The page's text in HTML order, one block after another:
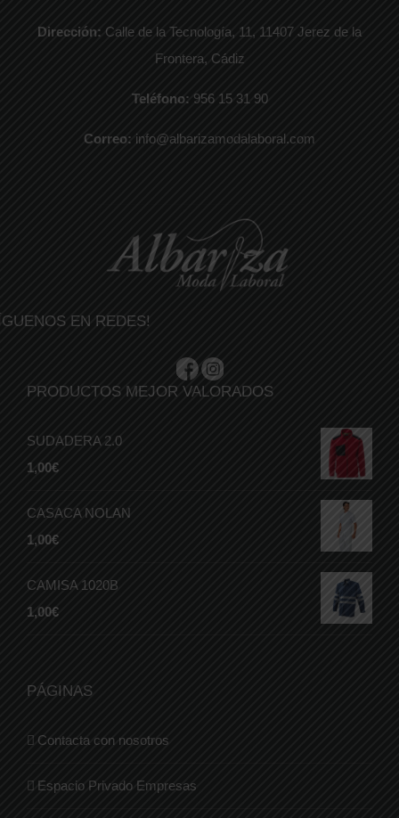
Dirección: Calle de la Tecnología, 11, 11407 Jerez de la
Frontera, Cádiz
Teléfono: 956 15 31 90
Correo: info@albarizamodalaboral.com
EN REDES!
PRODUCTOS MEJOR VALORADOS
SUDADERA 2.0
1,00€
CASACA NOLAN
1,00€
CAMISA 1020B
1,00€
PÁGINAS
Contacta con nosotros
Espacio Privado Empresas